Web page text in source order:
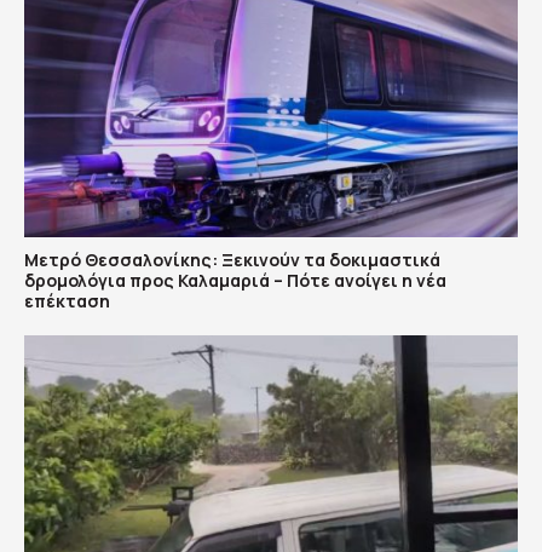
Μετρό Θεσσαλονίκης: Ξεκινούν τα δοκιμαστικά
δρομολόγια προς Καλαμαριά – Πότε ανοίγει η νέα
επέκταση